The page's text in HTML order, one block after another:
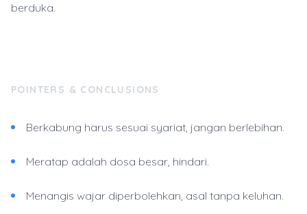
berduka.
POINTERS & CONCLUSIONS
Berkabung harus sesuai syariat, jangan berlebihan.
Meratap adalah dosa besar, hindari.
Menangis wajar diperbolehkan, asal tanpa keluhan.